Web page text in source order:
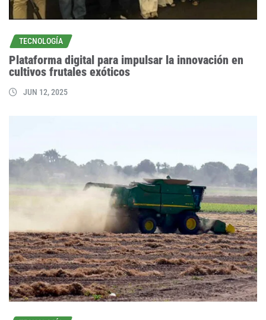
TECNOLOGÍA
Plataforma digital para impulsar la innovación en
cultivos frutales exóticos
JUN 12, 2025